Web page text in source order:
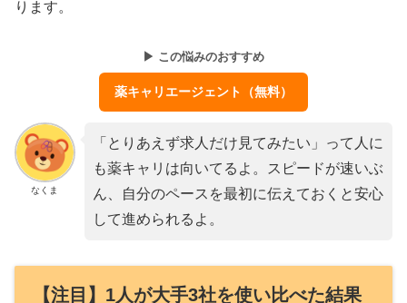
ります。
▶ この悩みのおすすめ
薬キャリエージェント（無料）
なくま
「とりあえず求人だけ見てみたい」って人に
も薬キャリは向いてるよ。スピードが速いぶ
ん、自分のペースを最初に伝えておくと安心
して進められるよ。
【注目】1人が大手3社を使い比べた結果